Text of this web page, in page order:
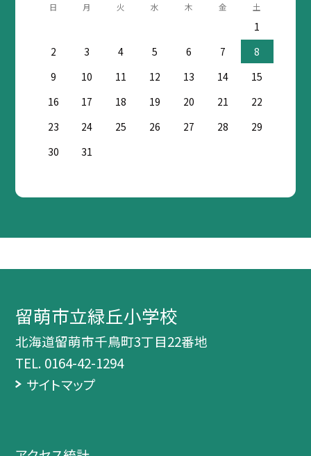
日 月 火 水 木 金 土
1
2
3 4 5 6 7
8
9
10 11 12 13 14
15
16
17 18 19 20 21
22
23
24 25 26 27 28
29
30
31
留萌市立緑丘小学校
北海道留萌市千鳥町3丁目22番地
TEL. 0164-42-1294
サイトマップ